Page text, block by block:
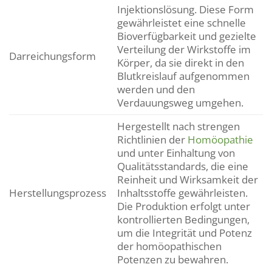
Darreichungsform
Injektionslösung. Diese Form
gewährleistet eine schnelle
Bioverfügbarkeit und gezielte
Verteilung der Wirkstoffe im
Körper, da sie direkt in den
Blutkreislauf aufgenommen
werden und den
Verdauungsweg umgehen.
Herstellungsprozess
Hergestellt nach strengen
Richtlinien der Homöopathie
und unter Einhaltung von
Qualitätsstandards, die eine
Reinheit und Wirksamkeit der
Inhaltsstoffe gewährleisten.
Die Produktion erfolgt unter
kontrollierten Bedingungen,
um die Integrität und Potenz
der homöopathischen
Potenzen zu bewahren.